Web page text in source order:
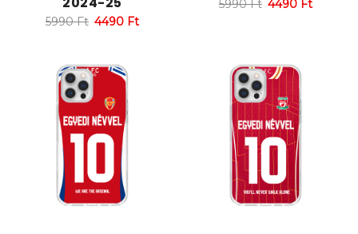
5990Ft 4490 Ft
5990Ft 4490 Ft